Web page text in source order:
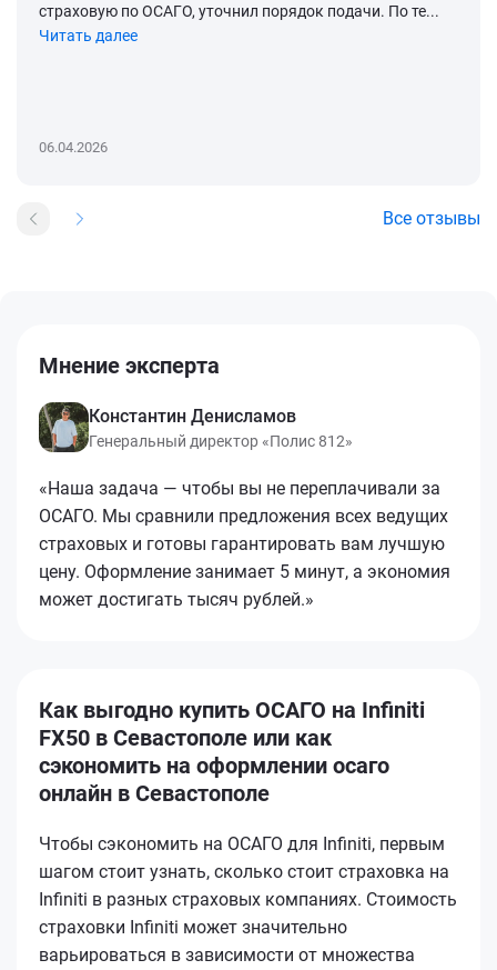
страховую по ОСАГО, уточнил порядок подачи. По те...
Читать далее
06.04.2026
Все отзывы
Мнение эксперта
Константин Денисламов
Генеральный директор «Полис 812»
«Наша задача — чтобы вы не переплачивали за
ОСАГО. Мы сравнили предложения всех ведущих
страховых и готовы гарантировать вам лучшую
цену. Оформление занимает 5 минут, а экономия
может достигать тысяч рублей.»
Как выгодно купить ОСАГО на Infiniti
FX50 в Севастополе или как
сэкономить на оформлении осаго
онлайн в Севастополе
Чтобы сэкономить на ОСАГО для Infiniti, первым
шагом стоит узнать, сколько стоит страховка на
Infiniti в разных страховых компаниях. Стоимость
страховки Infiniti может значительно
варьироваться в зависимости от множества